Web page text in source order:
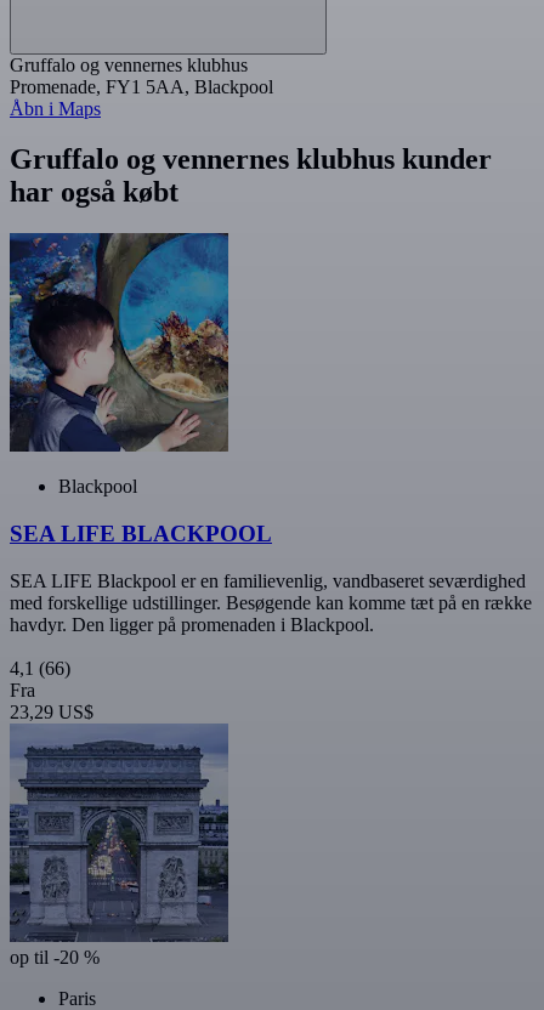
Gruffalo og vennernes klubhus
Promenade, FY1 5AA, Blackpool
Åbn i Maps
Gruffalo og vennernes klubhus kunder
har også købt
Blackpool
SEA LIFE BLACKPOOL
SEA LIFE Blackpool er en familievenlig, vandbaseret seværdighed
med forskellige udstillinger. Besøgende kan komme tæt på en række
havdyr. Den ligger på promenaden i Blackpool.
4,1 (66)
Fra
23,29 US$
op til -20 %
Paris